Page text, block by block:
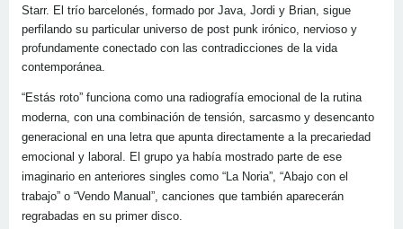
Starr. El trío barcelonés, formado por Java, Jordi y Brian, sigue
perfilando su particular universo de post punk irónico, nervioso y
profundamente conectado con las contradicciones de la vida
contemporánea.
“Estás roto” funciona como una radiografía emocional de la rutina
moderna, con una combinación de tensión, sarcasmo y desencanto
generacional en una letra que apunta directamente a la precariedad
emocional y laboral. El grupo ya había mostrado parte de ese
imaginario en anteriores singles como “La Noria”, “Abajo con el
trabajo” o “Vendo Manual”, canciones que también aparecerán
regrabadas en su primer disco.